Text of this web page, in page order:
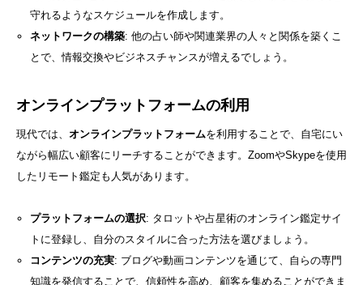
守れるようなスケジュールを作成します。
ネットワークの構築: 他の占い師や関連業界の人々と関係を築くこ
とで、情報交換やビジネスチャンスが増えるでしょう。
オンラインプラットフォームの利用
現代では、 オンラインプラットフォームを利用することで、自宅にい
ながら幅広い顧客にリーチすることができます。ZoomやSkypeを使用
したリモート鑑定も人気があります。
プラットフォームの選択: タロットや占星術のオンライン鑑定サイ
トに登録し、自分のスタイルに合った方法を選びましょう。
コンテンツの充実: ブログや動画コンテンツを通じて、自らの専門
知識を発信することで、信頼性を高め、顧客を集めることができま